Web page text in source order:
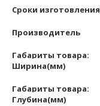
Сроки изготовления
Производитель
Габариты товара:
Ширина(мм)
Габариты товара:
Глубина(мм)